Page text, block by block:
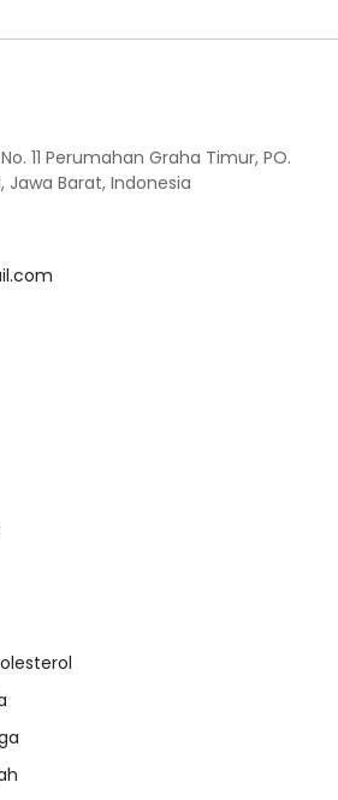
11 Perumahan Graha Timur, PO.
Jawa Barat, Indonesia